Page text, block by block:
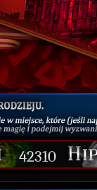
42310